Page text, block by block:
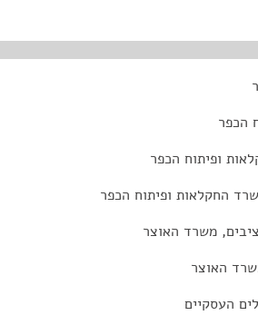
הכפר
ופיתוח הכפר
החקלאות ופיתוח הכפר
משרד האוצר
האוצר
העסקיים